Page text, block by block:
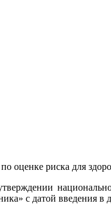
оценке риска для
с датой введения в